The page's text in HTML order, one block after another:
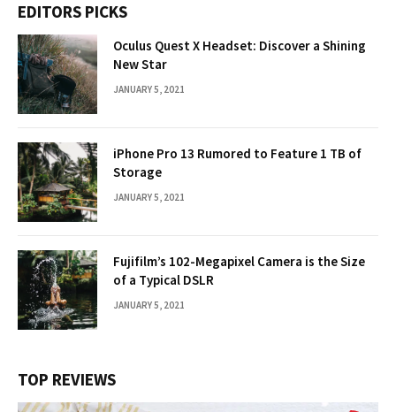
EDITORS PICKS
Oculus Quest X Headset: Discover a Shining
New Star
JANUARY 5, 2021
iPhone Pro 13 Rumored to Feature 1 TB of
Storage
JANUARY 5, 2021
Fujifilm’s 102-Megapixel Camera is the Size
of a Typical DSLR
JANUARY 5, 2021
TOP REVIEWS